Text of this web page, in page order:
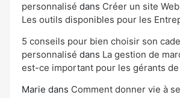
personnalisé dans Créer un site
Les outils disponibles pour les
5 conseils pour bien choisir son
personnalisé dans La gestion de
est-ce important pour les gérants
Marie dans Comment donner vie à